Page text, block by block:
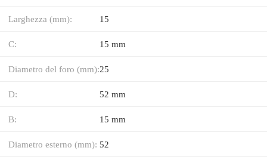
Larghezza (mm): 15
C: 15 mm
Diametro del foro (mm):25
D: 52 mm
B: 15 mm
Diametro esterno (mm): 52